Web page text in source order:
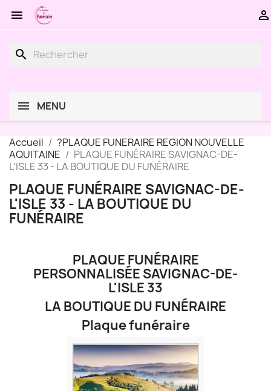
 
search
MENU
Accueil
?PLAQUE FUNERAIRE REGION NOUVELLE
AQUITAINE
PLAQUE FUNÉRAIRE SAVIGNAC-DE-
L'ISLE 33 - LA BOUTIQUE DU FUNÉRAIRE
PLAQUE FUNÉRAIRE SAVIGNAC-DE-
L'ISLE 33 - LA BOUTIQUE DU
FUNÉRAIRE
PLAQUE FUNÉRAIRE
PERSONNALISÉE SAVIGNAC-DE-
L'ISLE 33
LA BOUTIQUE DU FUNÉRAIRE
Plaque funéraire